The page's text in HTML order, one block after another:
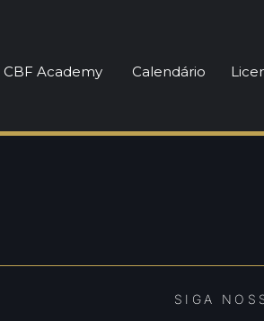
CBF Academy Calendário
SIGA